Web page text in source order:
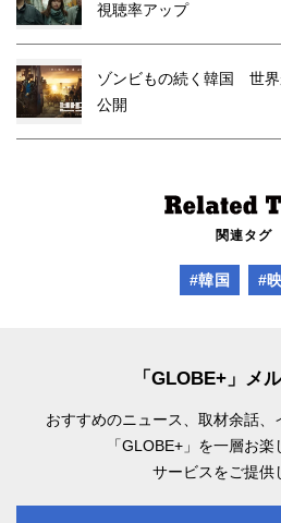
視聴率アップ
ゾンビもの続く韓国 世界
公開
関連タグ
#韓国 #
「GLOBE+」メ
おすすめのニュース、取材余話、
「GLOBE+」を一層お
サービスをご提供